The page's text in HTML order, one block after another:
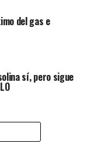
del gas e
sí, pero sigue